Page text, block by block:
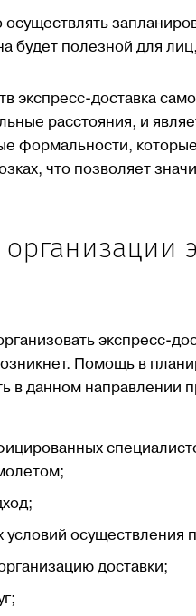
будет полезной для
экспресс-доставка
расстояния, и
формальности,
что позволяет
экспресс-
Помощь в
в данном направлении
осуществления
доставки;